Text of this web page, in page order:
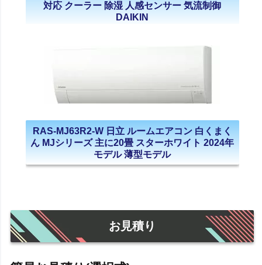
対応 クーラー 除湿 人感センサー 気流制御
DAIKIN
RAS-MJ63R2-W 日立 ルームエアコン 白くまく
ん MJシリーズ 主に20畳 スターホワイト 2024年
モデル 薄型モデル
お見積り